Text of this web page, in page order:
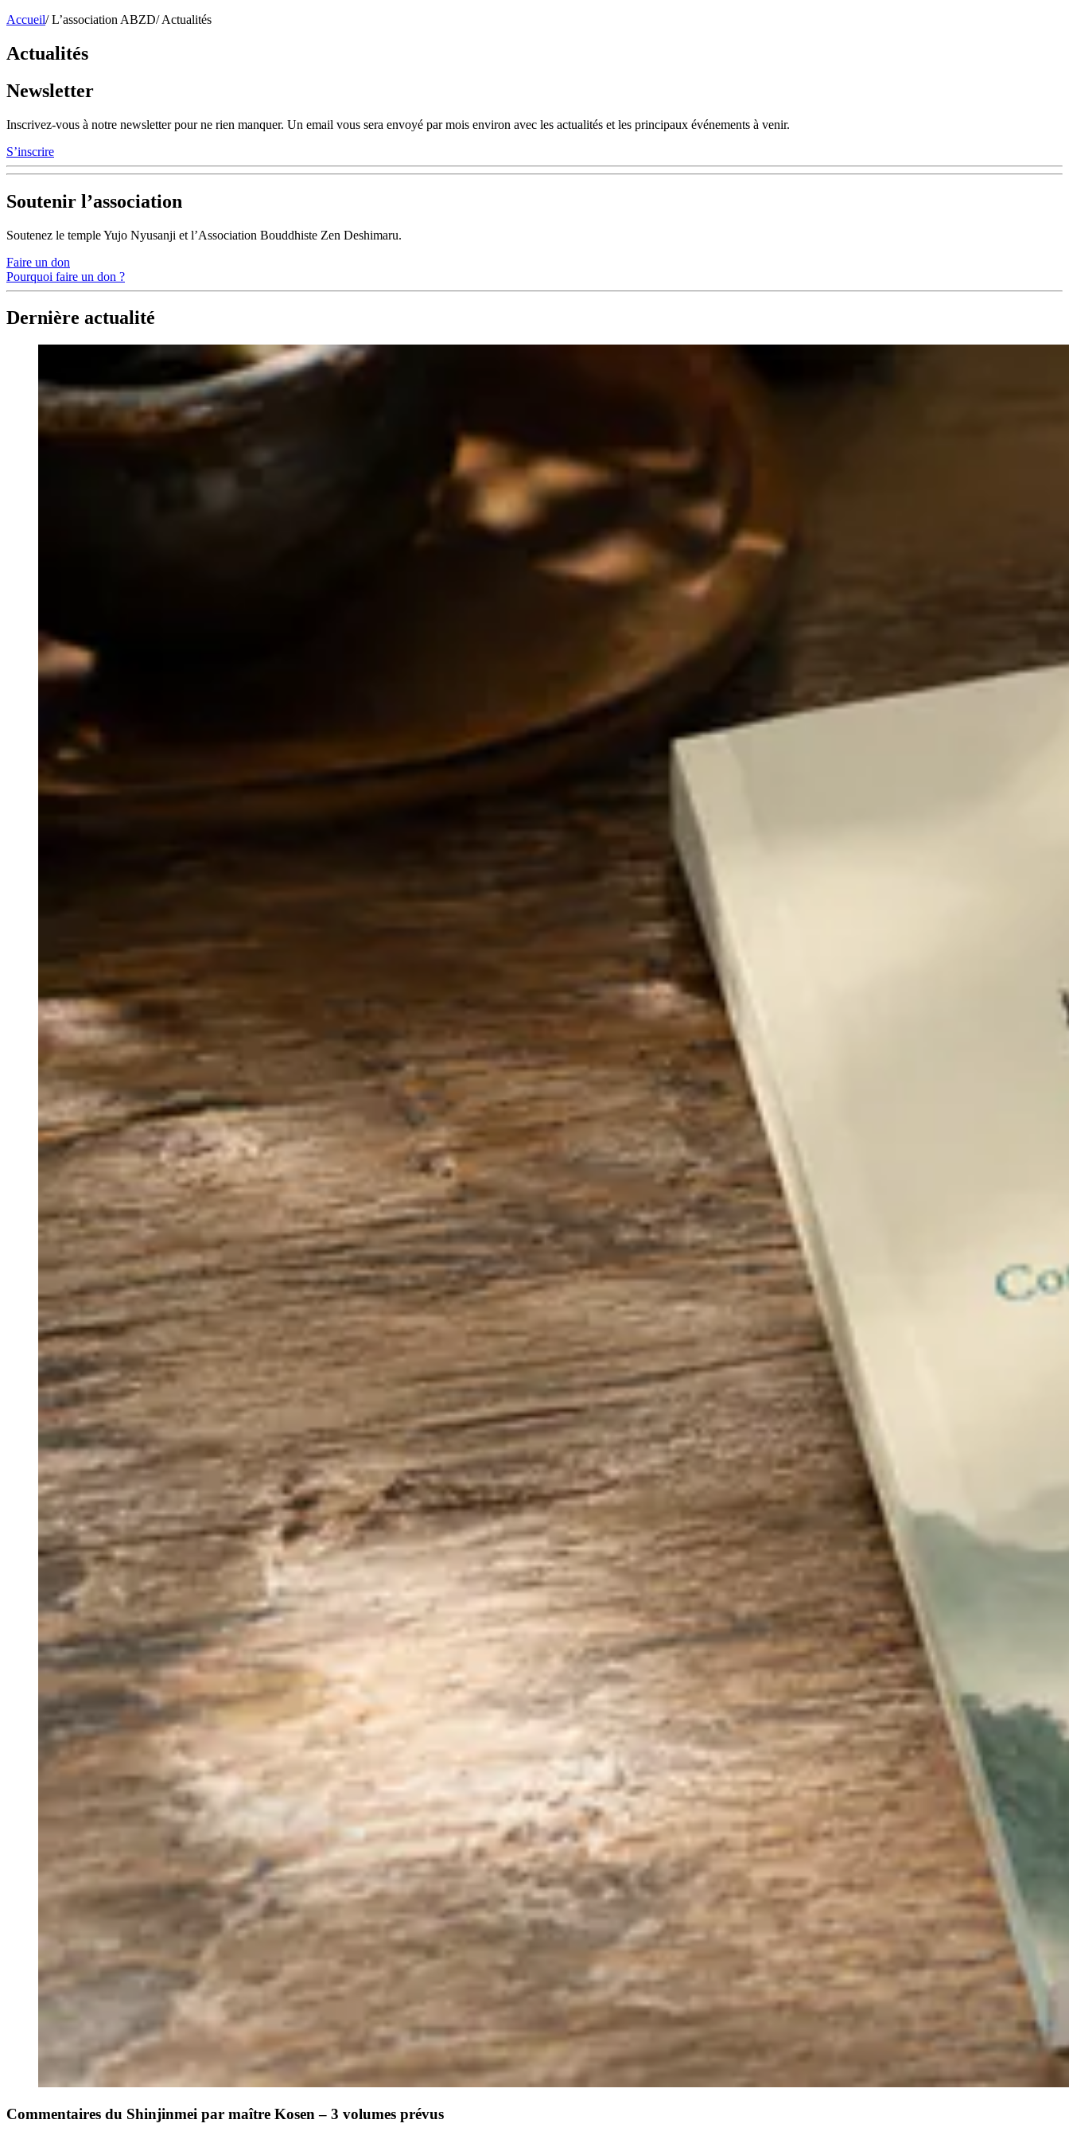
Accueil/ L’association ABZD/ Actualités
Actualités
Newsletter
Inscrivez-vous à notre newsletter pour ne rien manquer. Un email vous sera envoyé par mois environ avec les actualités et les principaux événements à venir.
S’inscrire
Soutenir l’association
Soutenez le temple Yujo Nyusanji et l’Association Bouddhiste Zen Deshimaru.
Faire un don
Pourquoi faire un don ?
Dernière actualité
Commentaires du Shinjinmei par maître Kosen – 3 volumes prévus